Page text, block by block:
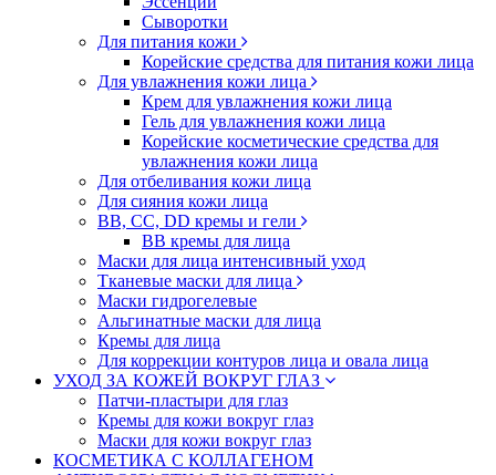
Сыворотки
Для питания кожи
Корейские средства для питания кожи лица
Для увлажнения кожи лица
Крем для увлажнения кожи лица
Гель для увлажнения кожи лица
Корейские косметические средства для
увлажнения кожи лица
Для отбеливания кожи лица
Для сияния кожи лица
BB, CC, DD кремы и гели
BB кремы для лица
Маски для лица интенсивный уход
Тканевые маски для лица
Маски гидрогелевые
Альгинатные маски для лица
Кремы для лица
Для коррекции контуров лица и овала лица
УХОД ЗА КОЖЕЙ ВОКРУГ ГЛАЗ
Патчи-пластыри для глаз
Кремы для кожи вокруг глаз
Маски для кожи вокруг глаз
КОСМЕТИКА С КОЛЛАГЕНОМ